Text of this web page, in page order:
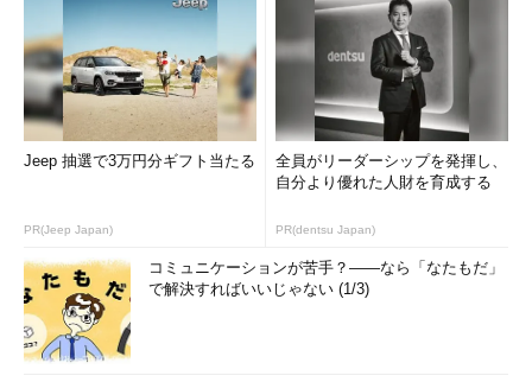
ル付けをしたら、「トレーニ
ング開始」ボタンを押せばい
Google CloudのAI/MLチーフサイエン
ティストであるフェイフェイ・リー
（Fei-Fei Li）氏は、新サービスが、
Google Cloudおよび同氏自身の目指し
てきた「AIの民主化」を大きく進展させ
「例えば医療診断では、一般的でない
（リー氏）。Cloud AutoMLのようなサ
ービスを使えば、ITの専門家でなくとも
データさえあれば、機械学習を容易に活
用し、現場で生かすことができるとする。
Jeep 抽選で3万円分ギフト当たる
PR(Jeep Japan)
全員がリーダーシップを発揮し、
自分より優れた人財を育成する
PR(dentsu Japan)
コミュニケーションが苦手？――なら「なたもだ」
で解決すればいいじゃない (1/3)